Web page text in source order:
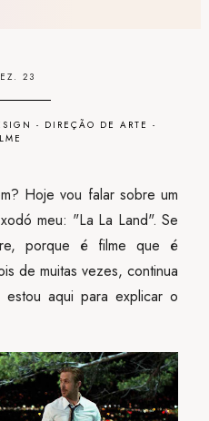
23
- DIREÇÃO DE ARTE -
Hoje vou falar sobre um
meu: "La La Land". Se
porque é filme que é
de muitas vezes, continua
estou aqui para explicar o